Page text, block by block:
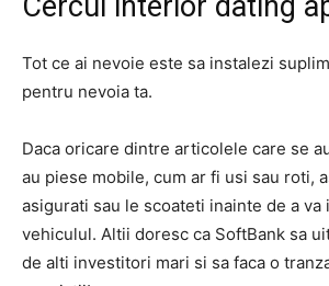
Tot ce ai nevoie este sa instalezi
pentru nevoia ta.
Daca oricare dintre articolele care se
au piese mobile, cum ar fi usi sau roti,
asigurati sau le scoateti inainte de a va
vehiculul. Altii doresc ca SoftBank sa
de alti investitori mari si sa faca o